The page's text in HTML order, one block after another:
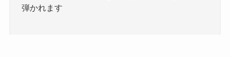
弾かれます